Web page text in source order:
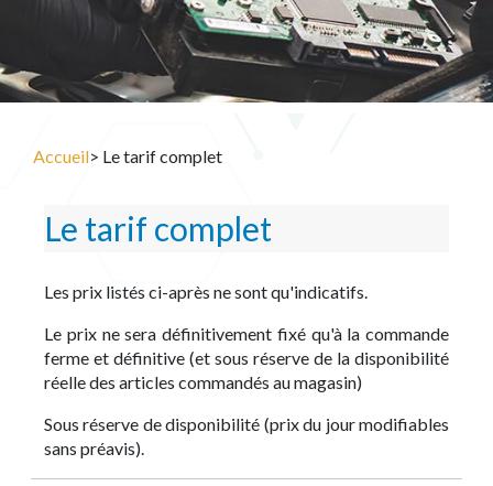
Accueil> Le tarif complet
Le tarif complet
Les prix listés ci-après ne sont qu'indicatifs.
Le prix ne sera définitivement fixé qu'à la commande
ferme et définitive (et sous réserve de la disponibilité
réelle des articles commandés au magasin)
Sous réserve de disponibilité (prix du jour modifiables
sans préavis).